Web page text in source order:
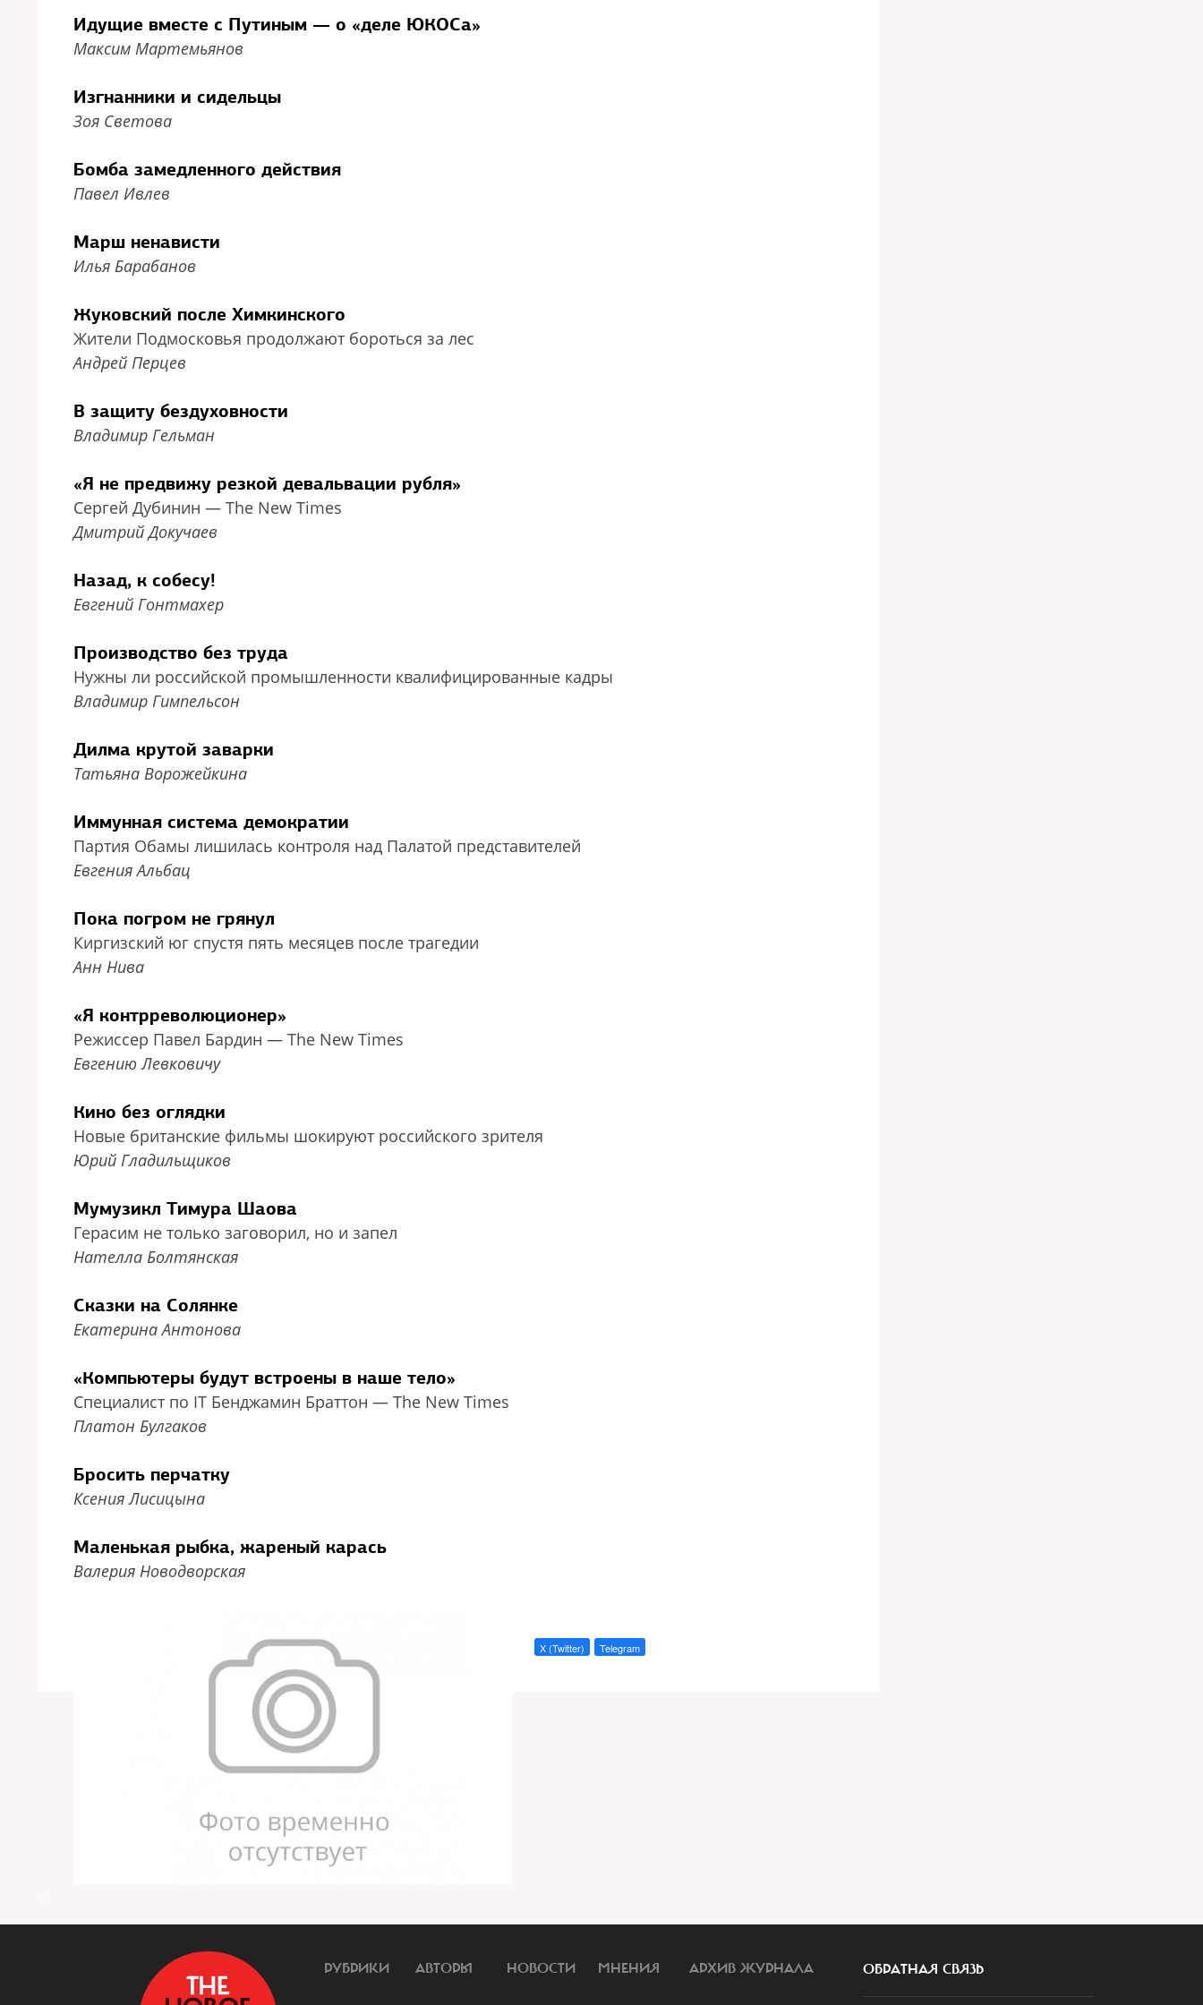
Идущие вместе с Путиным — о «деле ЮКОСа»
Максим Мартемьянов
Изгнанники и сидельцы
Зоя Светова
Бомба замедленного действия
Павел Ивлев
Марш ненависти
Илья Барабанов
Жуковский после Химкинского
Жители Подмосковья продолжают бороться за лес
Андрей Перцев
В защиту бездуховности
Владимир Гельман
«Я не предвижу резкой девальвации рубля»
Сергей Дубинин — The New Times
Дмитрий Докучаев
Назад, к собесу!
Евгений Гонтмахер
Производство без труда
Нужны ли российской промышленности квалифицированные кадры
Владимир Гимпельсон
Дилма крутой заварки
Татьяна Ворожейкина
Иммунная система демократии
Партия Обамы лишилась контроля над Палатой представителей
Евгения Альбац
Пока погром не грянул
Киргизский юг спустя пять месяцев после трагедии
Анн Нива
«Я контрреволюционер»
Режиссер Павел Бардин — The New Times
Евгению Левковичу
Кино без оглядки
Новые британские фильмы шокируют российского зрителя
Юрий Гладильщиков
Мумузикл Тимура Шаова
Герасим не только заговорил, но и запел
Нателла Болтянская
Сказки на Солянке
Екатерина Антонова
«Компьютеры будут встроены в наше тело»
Специалист по IT Бенджамин Браттон — The New Times
Платон Булгаков
Бросить перчатку
Ксения Лисицына
Маленькая рыбка, жареный карась
Валерия Новодворская
X (Twitter) Telegram
РУБРИКИ АВТОРЫ НОВОСТИ МНЕНИЯ АРХИВ ЖУРНАЛА ОБРАТНАЯ СВЯЗЬ